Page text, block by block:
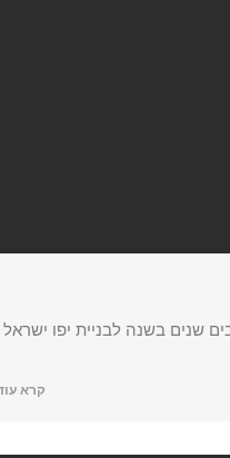
שנים בשנה לבניית יפו ישראל
קרא